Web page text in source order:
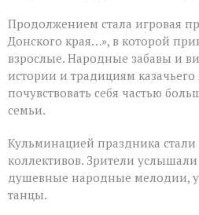
Продолжением стала игровая
Донского края…», в которой
взрослые. Народные забавы и
истории и традициям
почувствовать себя частью
семьи.
Кульминацией праздника
коллективов. Зрители
душевные народные мелодии,
танцы.